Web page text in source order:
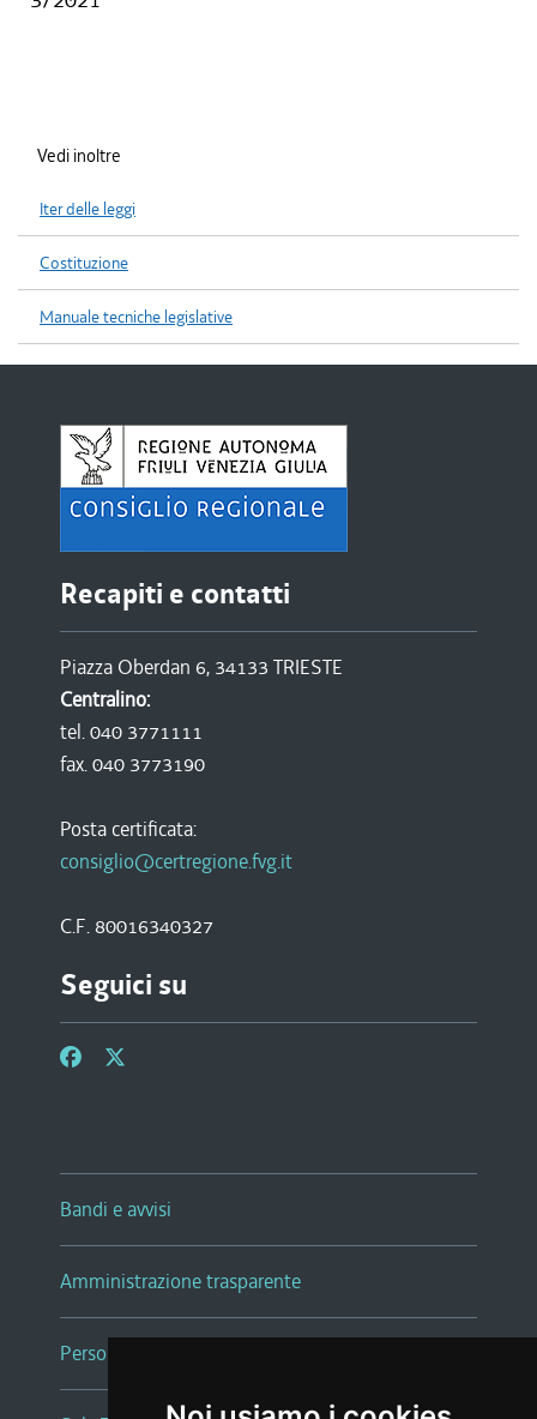
Vedi inoltre
Iter delle leggi
Costituzione
Manuale tecniche legislative
Recapiti e contatti
Piazza Oberdan 6, 34133 TRIESTE
Centralino:
tel. 040 3771111
fax. 040 3773190
Posta certificata:
consiglio@certregione.fvg.it
C.F. 80016340327
Seguici su
Bandi e avvisi
Amministrazione trasparente
Persone e Uffici